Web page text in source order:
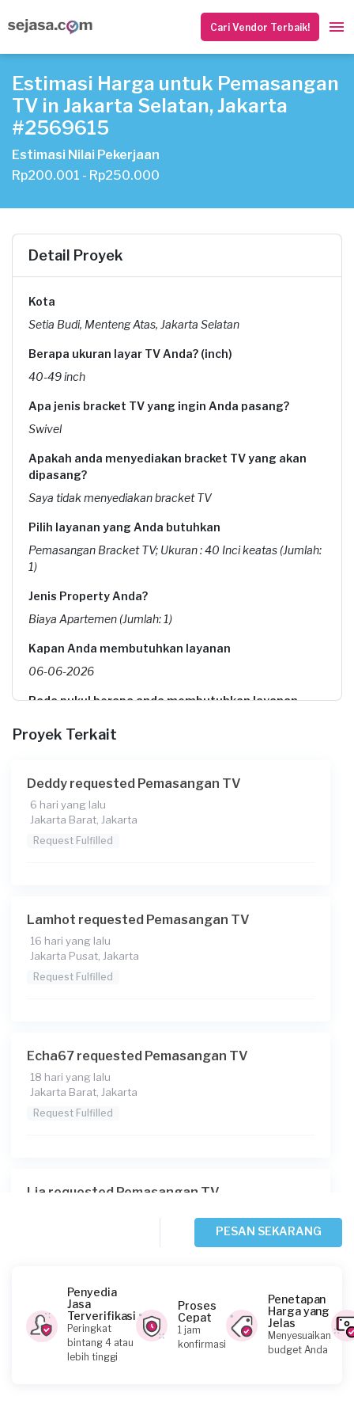
Cari Vendor Terbaik!
Estimasi Harga untuk Pemasangan
TV in Jakarta Selatan, Jakarta
#2569615
Estimasi Nilai Pekerjaan
Rp200.001 - Rp250.000
Detail Proyek
Kota
Setia Budi, Menteng Atas, Jakarta Selatan
Berapa ukuran layar TV Anda? (inch)
40-49 inch
Apa jenis bracket TV yang ingin Anda pasang?
Swivel
Apakah anda menyediakan bracket TV yang akan
dipasang?
Saya tidak menyediakan bracket TV
Pilih layanan yang Anda butuhkan
Pemasangan Bracket TV; Ukuran : 40 Inci keatas (Jumlah:
1)
Jenis Property Anda?
Biaya Apartemen (Jumlah: 1)
Kapan Anda membutuhkan layanan
06-06-2026
Pada pukul berapa anda membutuhkan layanan
Rp225.000 + Rp5.500 (biaya layanan) + Rp3.771 (biaya
Transaksi)
Proyek Terkait
Deddy requested Pemasangan TV
6 hari yang lalu
Jakarta Barat, Jakarta
Request Fulfilled
Lamhot requested Pemasangan TV
16 hari yang lalu
Jakarta Pusat, Jakarta
Request Fulfilled
Echa67 requested Pemasangan TV
18 hari yang lalu
Jakarta Barat, Jakarta
Request Fulfilled
Lia requested Pemasangan TV
Febrio Disulistyo requested Pemasangan TV
24 hari yang lalu
Jakarta Barat, Jakarta
PESAN SEKARANG
Penyedia
Jasa
Terverifikasi
Peringkat
bintang 4 atau
lebih tinggi
Proses
Cepat
1 jam
konfirmasi
Penetapan
Harga yang
Jelas
Menyesuaikan
budget Anda